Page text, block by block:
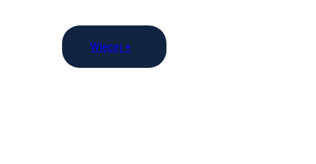
Więcej +